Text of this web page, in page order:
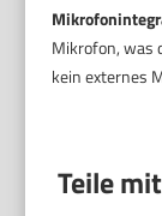
Mikrofon, was
kein externes